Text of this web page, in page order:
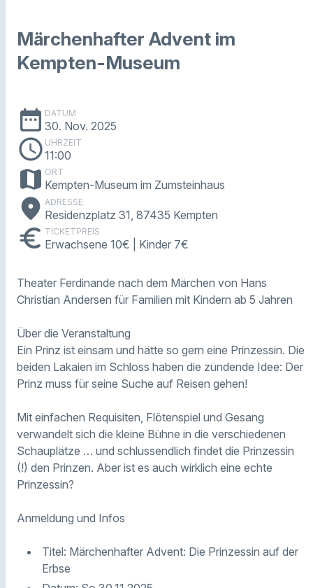
Märchenhafter Advent im
Kempten-Museum
date_range DATUM
30. Nov. 2025
schedule UHRZEIT
11:00
map ORT
Kempten-Museum im Zumsteinhaus
place ADRESSE
Residenzplatz 31, 87435 Kempten
euro TICKETPREIS
Erwachsene 10€ | Kinder 7€
Theater Ferdinande nach dem Märchen von Hans
Christian Andersen für Familien mit Kindern ab 5 Jahren
Über die Veranstaltung
Ein Prinz ist einsam und hätte so gern eine Prinzessin. Die
beiden Lakaien im Schloss haben die zündende Idee: Der
Prinz muss für seine Suche auf Reisen gehen!
Mit einfachen Requisiten, Flötenspiel und Gesang
verwandelt sich die kleine Bühne in die verschiedenen
Schauplätze … und schlussendlich findet die Prinzessin
(!) den Prinzen. Aber ist es auch wirklich eine echte
Prinzessin?
Anmeldung und Infos
Titel: Märchenhafter Advent: Die Prinzessin auf der
Erbse